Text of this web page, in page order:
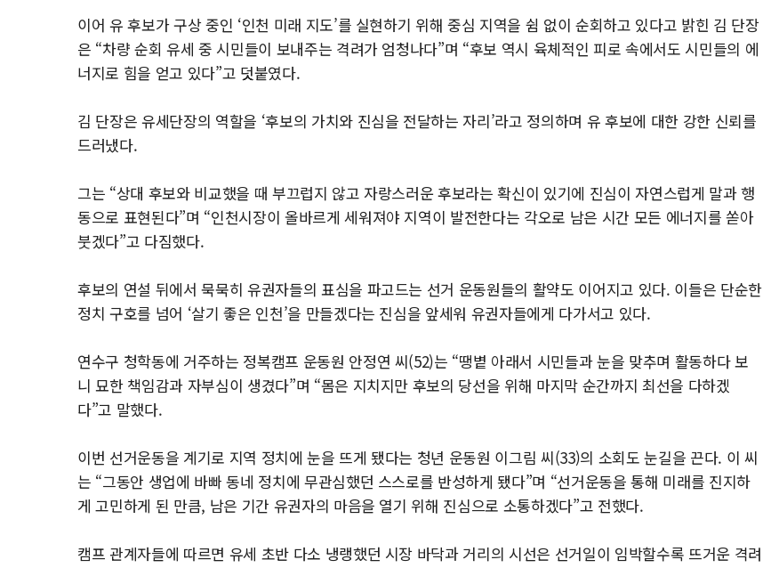
이어 유 후보가 구상 중인 ‘인천 미래 지도’를 실현하기 위해 중심 지역을 쉼 없이 순회하고 있다고 밝힌 김 단장
은 “차량 순회 유세 중 시민들이 보내주는 격려가 엄청나다”며 “후보 역시 육체적인 피로 속에서도 시민들의 에
너지로 힘을 얻고 있다”고 덧붙였다.
김 단장은 유세단장의 역할을 ‘후보의 가치와 진심을 전달하는 자리’라고 정의하며 유 후보에 대한 강한 신뢰를
드러냈다.
그는 “상대 후보와 비교했을 때 부끄럽지 않고 자랑스러운 후보라는 확신이 있기에 진심이 자연스럽게 말과 행
동으로 표현된다”며 “인천시장이 올바르게 세워져야 지역이 발전한다는 각오로 남은 시간 모든 에너지를 쏟아
붓겠다”고 다짐했다.
후보의 연설 뒤에서 묵묵히 유권자들의 표심을 파고드는 선거 운동원들의 활약도 이어지고 있다. 이들은 단순한
정치 구호를 넘어 ‘살기 좋은 인천’을 만들겠다는 진심을 앞세워 유권자들에게 다가서고 있다.
연수구 청학동에 거주하는 정복캠프 운동원 안정연 씨(52)는 “땡볕 아래서 시민들과 눈을 맞추며 활동하다 보
니 묘한 책임감과 자부심이 생겼다”며 “몸은 지치지만 후보의 당선을 위해 마지막 순간까지 최선을 다하겠
다”고 말했다.
이번 선거운동을 계기로 지역 정치에 눈을 뜨게 됐다는 청년 운동원 이그림 씨(33)의 소회도 눈길을 끈다. 이 씨
는 “그동안 생업에 바빠 동네 정치에 무관심했던 스스로를 반성하게 됐다”며 “선거운동을 통해 미래를 진지하
게 고민하게 된 만큼, 남은 기간 유권자의 마음을 열기 위해 진심으로 소통하겠다”고 전했다.
캠프 관계자들에 따르면 유세 초반 다소 냉랭했던 시장 바닥과 거리의 시선은 선거일이 임박할수록 뜨거운 격려